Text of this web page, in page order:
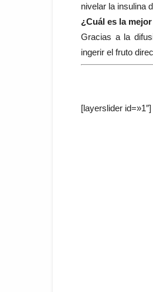
nivelar la insulina
¿Cuál es la
Gracias a la
ingerir el fruto
[layerslider id=»1″]